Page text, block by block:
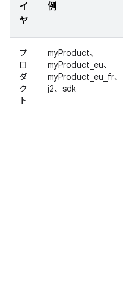
イ
ヤ
例
プ
ロ
ダ
ク
ト
myProduct、
myProduct_eu、
myProduct_eu_fr、
j2、sdk